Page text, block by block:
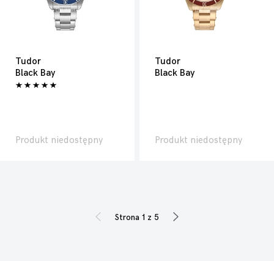
Tudor
Black Bay
Produkt niedostępny
Tudor
Black Bay
Produkt niedostępny
Strona 1 z 5